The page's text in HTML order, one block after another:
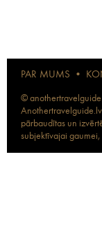
PAR MUMS •
©
pārbaudītas un
subjektīvajai